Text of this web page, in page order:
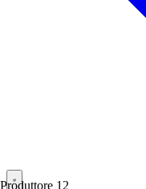
Produttore 12